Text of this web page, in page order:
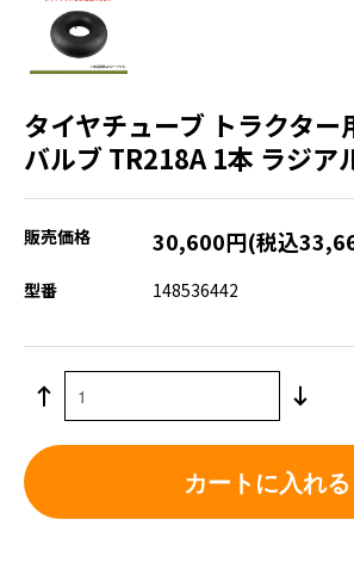
タイヤチューブ トラクタ
バルブ TR218A 1本 ラジア
販売価格 30,600円(税込
型番 148536442
カートに入れる